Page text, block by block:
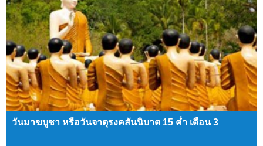
วันมาฆบูชา หรือวันจาตุรงคสันนิบาต 15 ค่ำ เดือน 3